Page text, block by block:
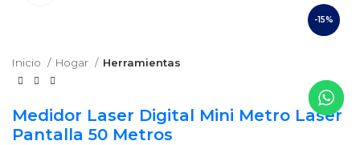
-15%
Inicio Hogar Herramientas
Medidor Laser Digital Mini Metro Laser
Pantalla 50 Metros